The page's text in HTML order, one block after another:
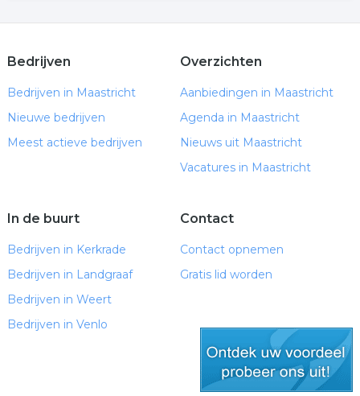
Bedrijven
Bedrijven in Maastricht
Nieuwe bedrijven
Meest actieve bedrijven
Overzichten
Aanbiedingen in Maastricht
Agenda in Maastricht
Nieuws uit Maastricht
Vacatures in Maastricht
In de buurt
Bedrijven in Kerkrade
Bedrijven in Landgraaf
Bedrijven in Weert
Bedrijven in Venlo
Contact
Contact opnemen
Gratis lid worden